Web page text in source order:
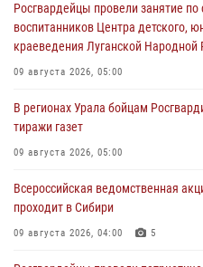
Росгвардейцы провели занятие по
воспитанников Центра детского,
краеведения Луганской Народной
09 августа 2026, 05:00
В регионах Урала бойцам
тиражи газет
09 августа 2026, 05:00
Всероссийская ведомственная
проходит в Сибири
09 августа 2026, 04:00 5